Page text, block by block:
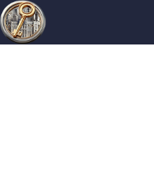
Cerrajero en Madrid
Cerrajero